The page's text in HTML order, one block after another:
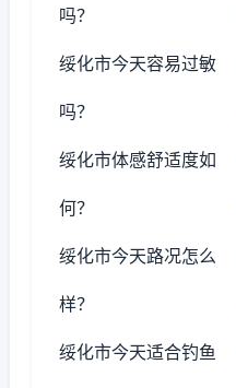
吗？
绥化市今天容易过敏
吗？
绥化市体感舒适度如
何？
绥化市今天路况怎么
样？
绥化市今天适合钓鱼